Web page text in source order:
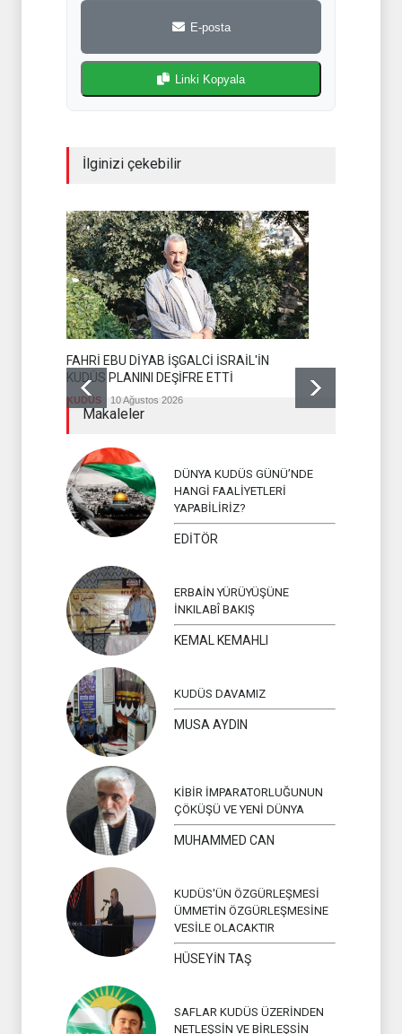
E-posta
Linki Kopyala
İlginizi çekebilir
FAHRİ EBU DİYAB İŞGALCİ İSRAİL'İN
KUDÜS PLANINI DEŞİFRE ETTİ
KUDÜS 10 Ağustos 2026
Makaleler
DÜNYA KUDÜS GÜNÜ’NDE
HANGİ FAALİYETLERİ
YAPABİLİRİZ?
EDİTÖR
ERBAİN YÜRÜYÜŞÜNE
İNKILABÎ BAKIŞ
KEMAL KEMAHLI
KUDÜS DAVAMIZ
MUSA AYDIN
KİBİR İMPARATORLUĞUNUN
ÇÖKÜŞÜ VE YENİ DÜNYA
MUHAMMED CAN
KUDÜS'ÜN ÖZGÜRLEŞMESİ
ÜMMETİN ÖZGÜRLEŞMESİNE
VESİLE OLACAKTIR
HÜSEYİN TAŞ
SAFLAR KUDÜS ÜZERİNDEN
NETLEŞSİN VE BİRLEŞSİN